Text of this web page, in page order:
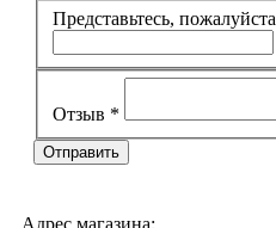
Представьтесь, пожалуйста
Отзыв *